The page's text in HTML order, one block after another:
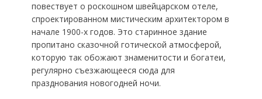
повествует о роскошном швейцарском отеле,
спроектированном мистическим архитектором в
начале 1900-х годов. Это старинное здание
пропитано сказочной готической атмосферой,
которую так обожают знаменитости и богатеи,
регулярно съезжающееся сюда для
празднования новогодней ночи.